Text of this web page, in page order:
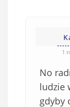
1
No
ludzie
gdyby